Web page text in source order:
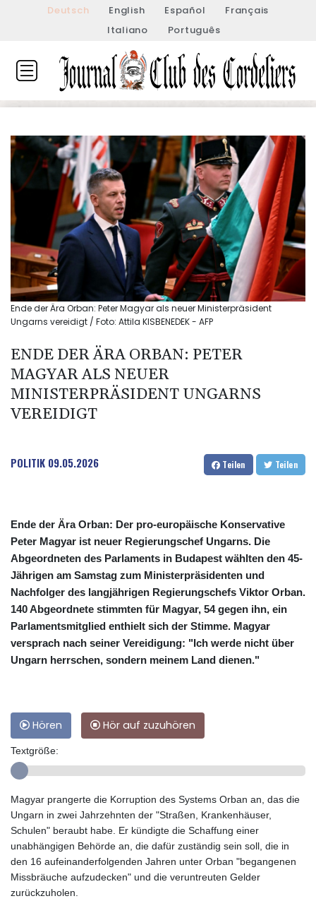
Deutsch English Español
Français
Italiano
Português
Ende der Ära Orban: Peter Magyar als neuer Ministerpräsident
Ungarns vereidigt / Foto: Attila KISBENEDEK - AFP
ENDE DER ÄRA ORBAN: PETER
MAGYAR ALS NEUER
MINISTERPRÄSIDENT UNGARNS
VEREIDIGT
POLITIK 09.05.2026 Teilen Teilen
Ende der Ära Orban: Der pro-europäische Konservative
Peter Magyar ist neuer Regierungschef Ungarns. Die
Abgeordneten des Parlaments in Budapest wählten den 45-
Jährigen am Samstag zum Ministerpräsidenten und
Nachfolger des langjährigen Regierungschefs Viktor Orban.
140 Abgeordnete stimmten für Magyar, 54 gegen ihn, ein
Parlamentsmitglied enthielt sich der Stimme. Magyar
versprach nach seiner Vereidigung: "Ich werde nicht über
Ungarn herrschen, sondern meinem Land dienen."
Hören Hör auf zuzuhören
Textgröße:
Magyar prangerte die Korruption des Systems Orban an, das die
Ungarn in zwei Jahrzehnten der "Straßen, Krankenhäuser,
Schulen" beraubt habe. Er kündigte die Schaffung einer
unabhängigen Behörde an, die dafür zuständig sein soll, die in
den 16 aufeinanderfolgenden Jahren unter Orban "begangenen
Missbräuche aufzudecken" und die veruntreuten Gelder
zurückzuholen.